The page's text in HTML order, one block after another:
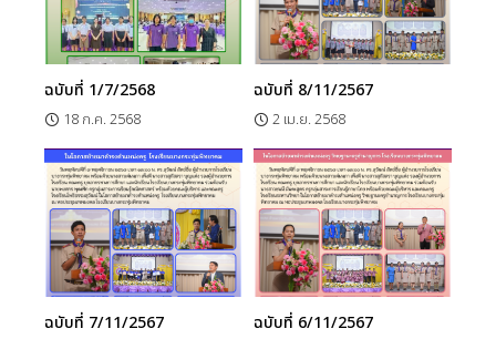
ฉบับที่ 1/7/2568
18 ก.ค. 2568
ฉบับที่ 8/11/2567
2 เม.ย. 2568
ฉบับที่ 7/11/2567 ฉบับที่ 6/11/2567